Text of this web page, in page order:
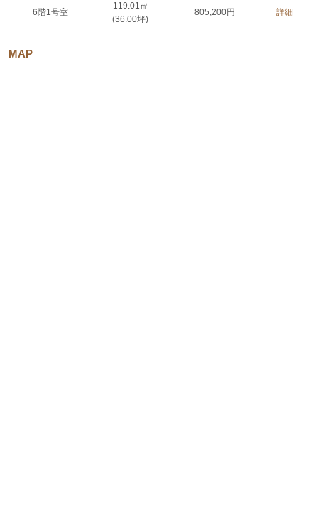
6階1号室
119.01㎡
(36.00坪)
805,200円 詳細
MAP